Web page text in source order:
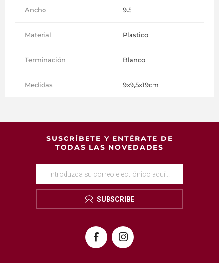
Ancho 9.5
Material Plastico
Terminación Blanco
Medidas 9x9,5x19cm
SUSCRÍBETE Y ENTÉRATE DE
TODAS LAS NOVEDADES
SUBSCRIBE